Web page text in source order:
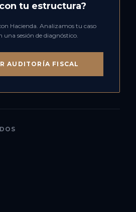
tu estructura?
Hacienda. Analizamos tu caso
una sesión de diagnóstico.
AUDITORÍA FISCAL